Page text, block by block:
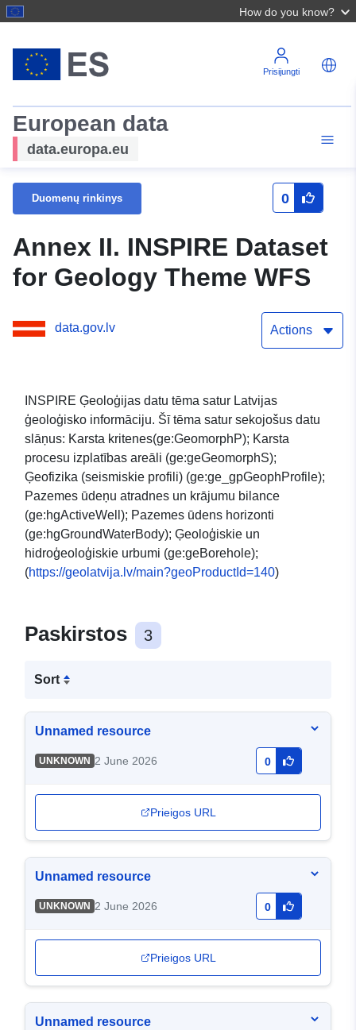
How do you know?
Prisijungti
European data
data.europa.eu
Duomenų rinkinys 0
Annex II. INSPIRE Dataset
for Geology Theme WFS
data.gov.lv Actions
INSPIRE Ģeoloģijas datu tēma satur Latvijas
ģeoloģisko informāciju. Šī tēma satur sekojošus datu
slāņus: Karsta kritenes(ge:GeomorphP); Karsta
procesu izplatības areāli (ge:geGeomorphS);
Ģeofizika (seismiskie profili) (ge:ge_gpGeophProfile);
Pazemes ūdeņu atradnes un krājumu bilance
(ge:hgActiveWell); Pazemes ūdens horizonti
(ge:hgGroundWaterBody); Ģeoloģiskie un
hidroģeoloģiskie urbumi (ge:geBorehole);
(https://geolatvija.lv/main?geoProductId=140)
Paskirstos 3
Sort
Unnamed resource
UNKNOWN 2 June 2026 0
Prieigos URL
Unnamed resource
UNKNOWN 2 June 2026 0
Prieigos URL
Unnamed resource